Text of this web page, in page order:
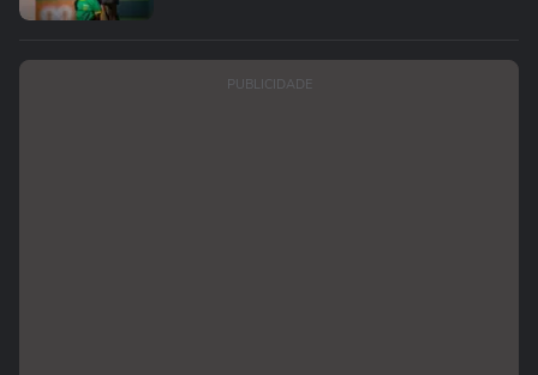
PUBLICIDADE